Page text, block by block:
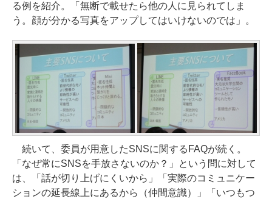
る例を紹介。「無断で載せたら他の人に見られてしま
う。顔が分かる写真をアップしてはいけないのでは」。
続いて、委員が用意したSNSに関するFAQが続く。
「なぜ常にSNSを手放さないのか？」という問に対して
は、「話が切り上げにくいから」「実際のコミュニケー
ションの延長線上にあるから（仲間意識）」「いつもつ